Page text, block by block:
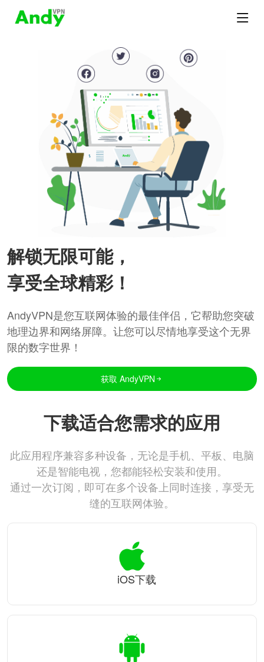
解锁无限可能，
享受全球精彩！
AndyVPN是您互联网体验的最佳伴侣，它帮助您突破
地理边界和网络屏障。让您可以尽情地享受这个无界
限的数字世界！
获取 AndyVPN
下载适合您需求的应用
此应用程序兼容多种设备，无论是手机、平板、电脑
还是智能电视，您都能轻松安装和使用。
通过一次订阅，即可在多个设备上同时连接，享受无
缝的互联网体验。
iOS下载